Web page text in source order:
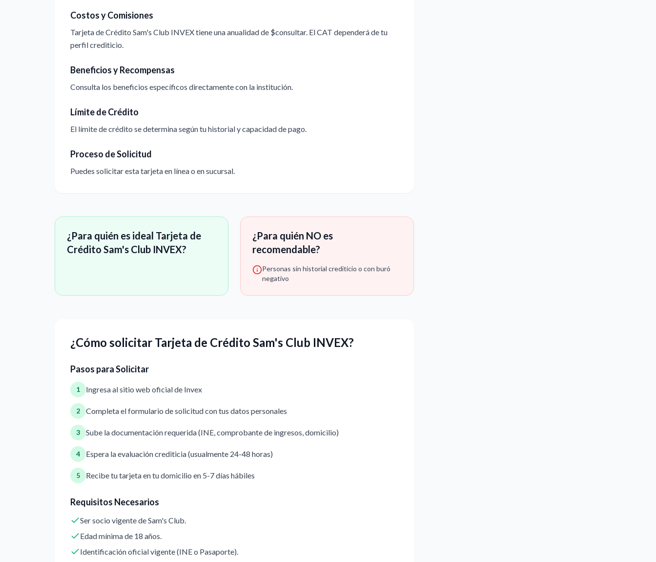
Costos y Comisiones
Tarjeta de Crédito Sam's Club INVEX tiene una anualidad de $consultar. El CAT dependerá de tu
perfil crediticio.
Beneficios y Recompensas
Consulta los beneficios específicos directamente con la institución.
Límite de Crédito
El límite de crédito se determina según tu historial y capacidad de pago.
Proceso de Solicitud
Puedes solicitar esta tarjeta en línea o en sucursal.
¿Para quién es ideal Tarjeta de
Crédito Sam's Club INVEX?
¿Para quién NO es
recomendable?
Personas sin historial crediticio o con buró
negativo
¿Cómo solicitar Tarjeta de Crédito Sam's Club INVEX?
Pasos para Solicitar
1 Ingresa al sitio web oficial de Invex
2 Completa el formulario de solicitud con tus datos personales
3 Sube la documentación requerida (INE, comprobante de ingresos, domicilio)
4 Espera la evaluación crediticia (usualmente 24-48 horas)
5 Recibe tu tarjeta en tu domicilio en 5-7 días hábiles
Requisitos Necesarios
Ser socio vigente de Sam's Club.
Edad mínima de 18 años.
Identificación oficial vigente (INE o Pasaporte).